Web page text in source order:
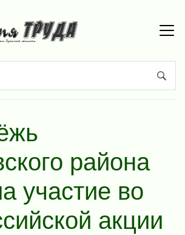
района
участие во
акции